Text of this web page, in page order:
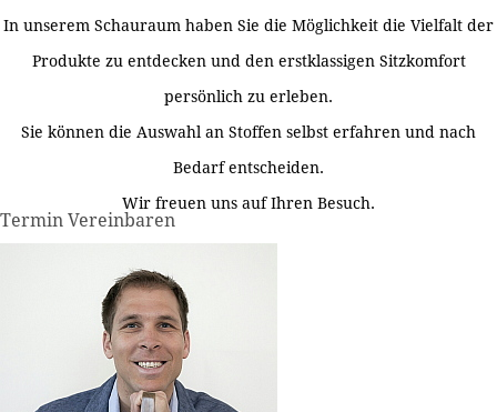
In unserem Schauraum haben Sie die Möglichkeit die Vielfalt der
Produkte zu entdecken und den erstklassigen Sitzkomfort
persönlich zu erleben.
Sie können die Auswahl an Stoffen selbst erfahren und nach
Bedarf entscheiden.
Wir freuen uns auf Ihren Besuch.
Termin Vereinbaren